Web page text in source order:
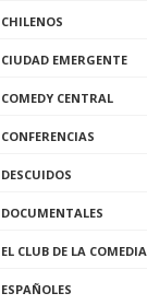
CHILENOS
CIUDAD EMERGENTE
COMEDY CENTRAL
CONFERENCIAS
DESCUIDOS
DOCUMENTALES
EL CLUB DE LA COMEDIA
ESPAÑOLES